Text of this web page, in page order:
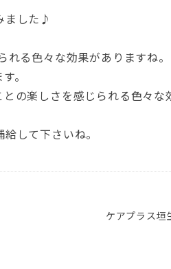
ました♪
る色々な効果がありますね。
。
の楽しさを感じられる色々
して下さいね。
ケアプラス